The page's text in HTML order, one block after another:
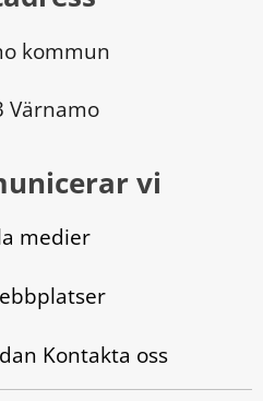
kommun
Värnamo
vi
medier
Kontakta oss